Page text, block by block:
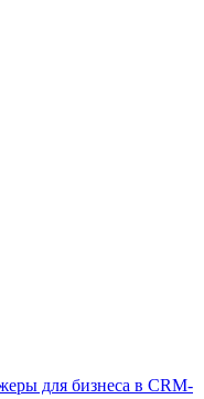
для бизнеса в CRM-